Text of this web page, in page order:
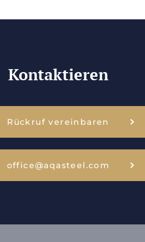
Kontaktieren
Rückruf vereinbaren
office@aqasteel.com